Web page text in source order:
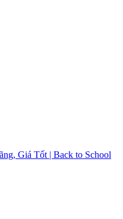
Giá Tốt | Back to School